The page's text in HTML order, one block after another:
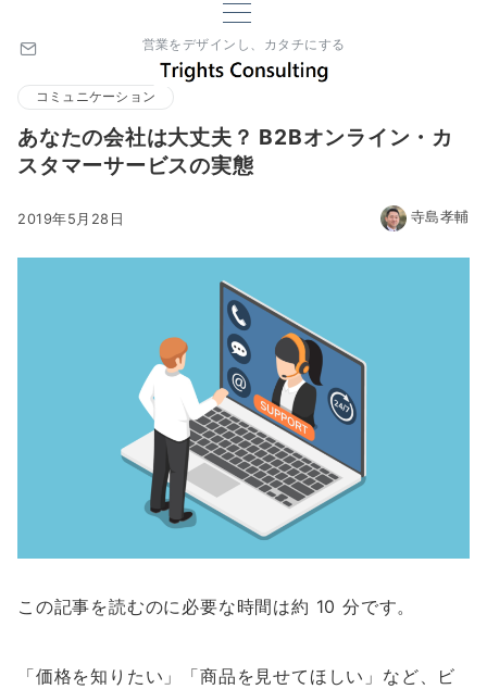
営業をデザインし、カタチにする
コミュニケーション
あなたの会社は大丈夫？ B2Bオンライン・カ
スタマーサービスの実態
2019年5月28日 寺島孝輔
この記事を読むのに必要な時間は約 10 分です。
「価格を知りたい」「商品を見せてほしい」など、ビ